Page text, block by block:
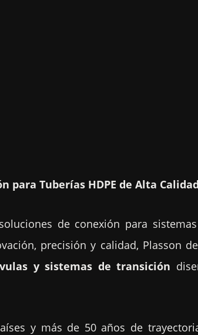
para Tuberías HDPE de Alta Calidad
de conexión para
precisión y calidad, Plasson
y sistemas de transición
y más de 50 años de